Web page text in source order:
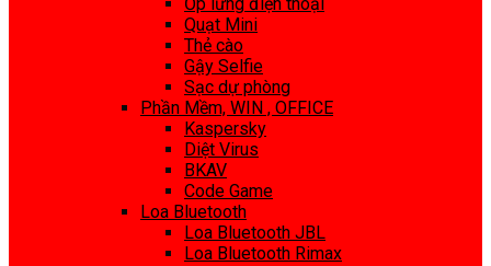
Quạt Mini
Thẻ cào
Gậy Selfie
Sạc dự phòng
Phần Mềm, WIN , OFFICE
Kaspersky
Diệt Virus
BKAV
Code Game
Loa Bluetooth
Loa Bluetooth JBL
Loa Bluetooth Rimax